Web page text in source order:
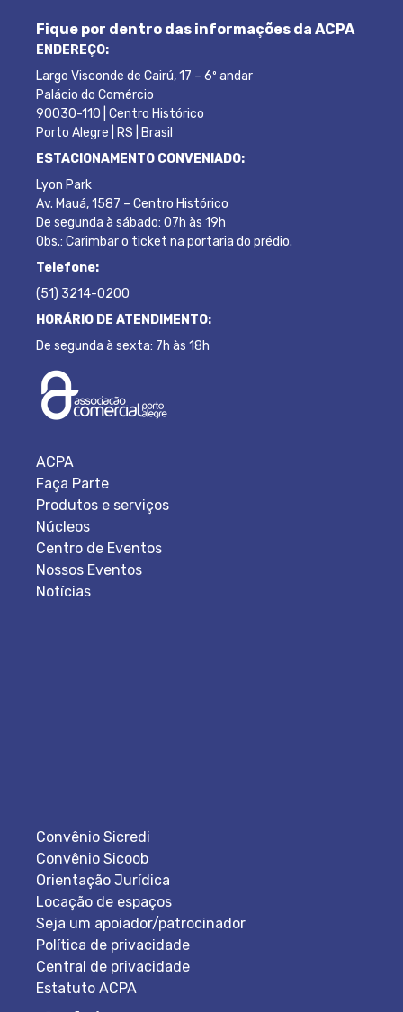
Fique por dentro das informações da ACPA
ENDEREÇO:
Largo Visconde de Cairú, 17 – 6º andar
Palácio do Comércio
90030-110 | Centro Histórico
Porto Alegre | RS | Brasil
ESTACIONAMENTO CONVENIADO:
Lyon Park
Av. Mauá, 1587 – Centro Histórico
De segunda à sábado: 07h às 19h
Obs.: Carimbar o ticket na portaria do prédio.
Telefone:
(51) 3214-0200
HORÁRIO DE ATENDIMENTO:
De segunda à sexta: 7h às 18h
ACPA
Faça Parte
Produtos e serviços
Núcleos
Centro de Eventos
Nossos Eventos
Notícias
Convênio Sicredi
Convênio Sicoob
Orientação Jurídica
Locação de espaços
Seja um apoiador/patrocinador
Política de privacidade
Central de privacidade
Estatuto ACPA